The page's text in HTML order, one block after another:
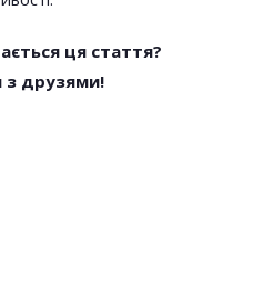
ця стаття?
з друзями!